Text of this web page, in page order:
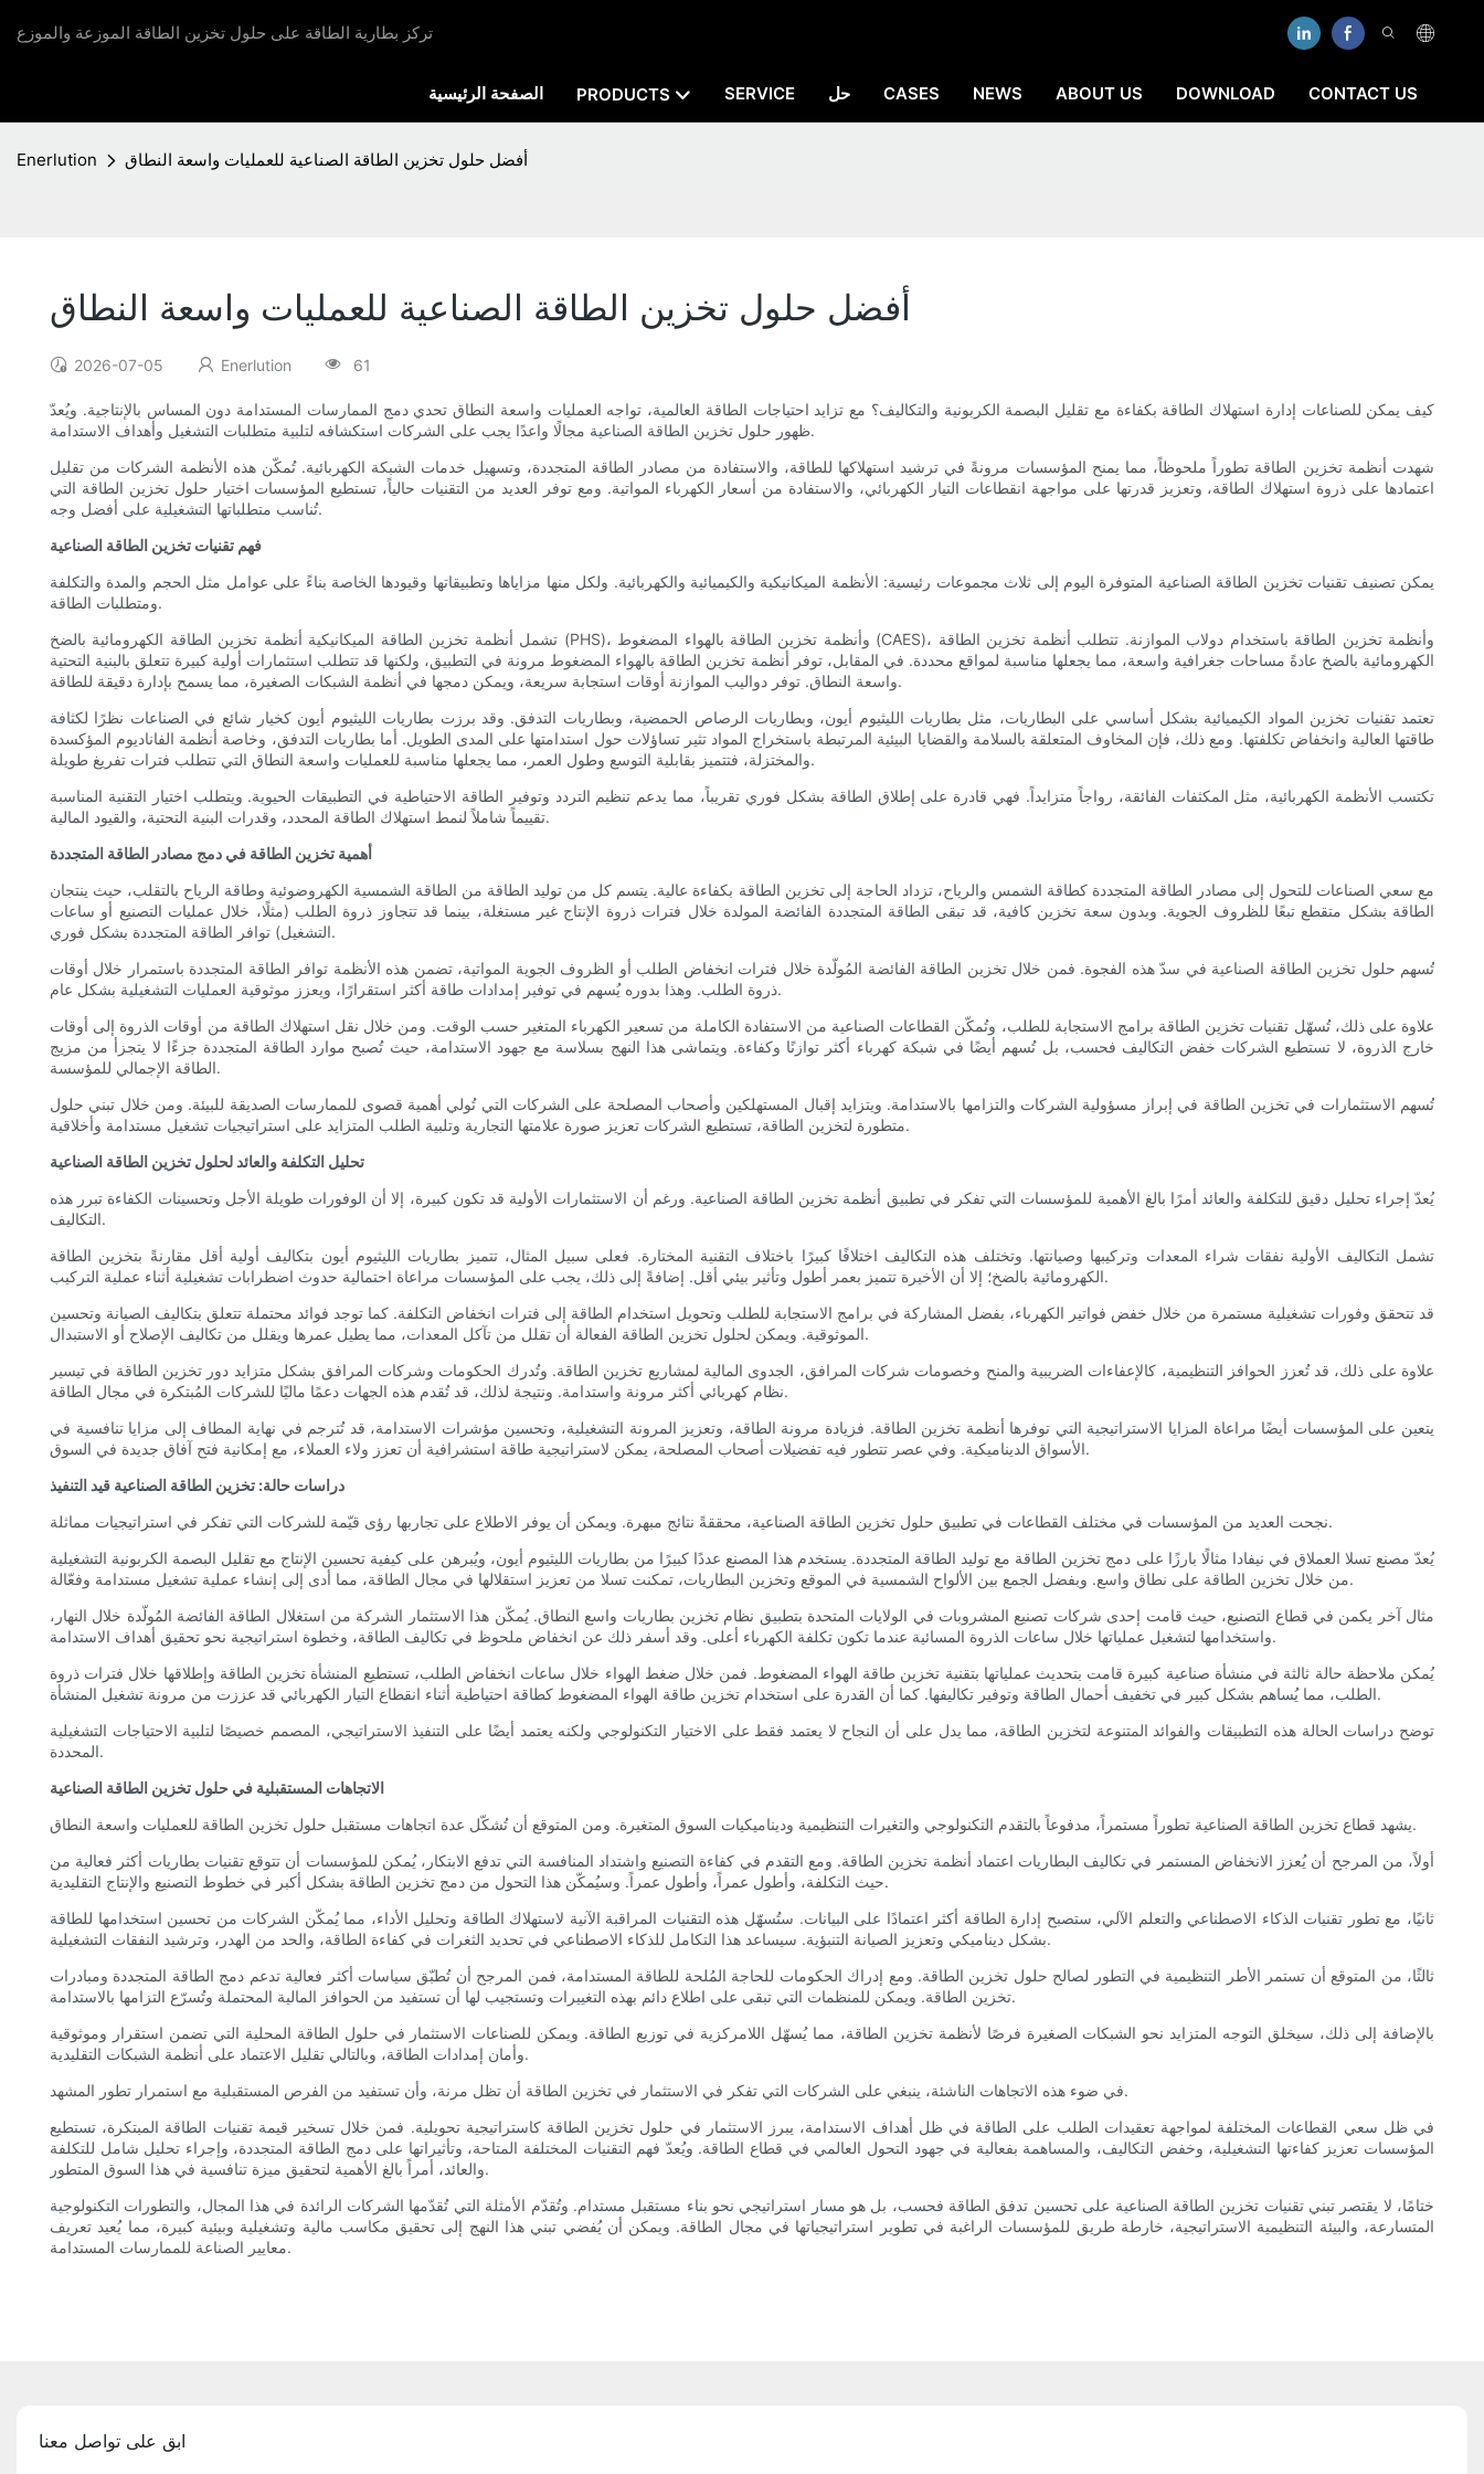
تركز بطارية الطاقة على حلول تخزين الطاقة الموزعة والموزع
الصفحة الرئيسية PRODUCTS SERVICE حل CASES NEWS ABOUT US DOWNLOAD CONTACT US
Enerlution أفضل حلول تخزين الطاقة الصناعية للعمليات واسعة النطاق
أفضل حلول تخزين الطاقة الصناعية للعمليات واسعة النطاق
2026-07-05 Enerlution 61
كيف يمكن للصناعات إدارة استهلاك الطاقة بكفاءة مع تقليل البصمة الكربونية والتكاليف؟ مع تزايد احتياجات الطاقة العالمية، تواجه العمليات واسعة النطاق تحدي دمج الممارسات المستدامة دون المساس بالإنتاجية. ويُعدّ
ظهور حلول تخزين الطاقة الصناعية مجالًا واعدًا يجب على الشركات استكشافه لتلبية متطلبات التشغيل وأهداف الاستدامة.
شهدت أنظمة تخزين الطاقة تطوراً ملحوظاً، مما يمنح المؤسسات مرونةً في ترشيد استهلاكها للطاقة، والاستفادة من مصادر الطاقة المتجددة، وتسهيل خدمات الشبكة الكهربائية. تُمكّن هذه الأنظمة الشركات من تقليل
اعتمادها على ذروة استهلاك الطاقة، وتعزيز قدرتها على مواجهة انقطاعات التيار الكهربائي، والاستفادة من أسعار الكهرباء المواتية. ومع توفر العديد من التقنيات حالياً، تستطيع المؤسسات اختيار حلول تخزين الطاقة التي
تُناسب متطلباتها التشغيلية على أفضل وجه.
فهم تقنيات تخزين الطاقة الصناعية
يمكن تصنيف تقنيات تخزين الطاقة الصناعية المتوفرة اليوم إلى ثلاث مجموعات رئيسية: الأنظمة الميكانيكية والكيميائية والكهربائية. ولكل منها مزاياها وتطبيقاتها وقيودها الخاصة بناءً على عوامل مثل الحجم والمدة والتكلفة
ومتطلبات الطاقة.
تشمل أنظمة تخزين الطاقة الميكانيكية أنظمة تخزين الطاقة الكهرومائية بالضخ (PHS)، وأنظمة تخزين الطاقة بالهواء المضغوط (CAES)، وأنظمة تخزين الطاقة باستخدام دولاب الموازنة. تتطلب أنظمة تخزين الطاقة
الكهرومائية بالضخ عادةً مساحات جغرافية واسعة، مما يجعلها مناسبة لمواقع محددة. في المقابل، توفر أنظمة تخزين الطاقة بالهواء المضغوط مرونة في التطبيق، ولكنها قد تتطلب استثمارات أولية كبيرة تتعلق بالبنية التحتية
واسعة النطاق. توفر دواليب الموازنة أوقات استجابة سريعة، ويمكن دمجها في أنظمة الشبكات الصغيرة، مما يسمح بإدارة دقيقة للطاقة.
تعتمد تقنيات تخزين المواد الكيميائية بشكل أساسي على البطاريات، مثل بطاريات الليثيوم أيون، وبطاريات الرصاص الحمضية، وبطاريات التدفق. وقد برزت بطاريات الليثيوم أيون كخيار شائع في الصناعات نظرًا لكثافة
طاقتها العالية وانخفاض تكلفتها. ومع ذلك، فإن المخاوف المتعلقة بالسلامة والقضايا البيئية المرتبطة باستخراج المواد تثير تساؤلات حول استدامتها على المدى الطويل. أما بطاريات التدفق، وخاصة أنظمة الفاناديوم المؤكسدة
والمختزلة، فتتميز بقابلية التوسع وطول العمر، مما يجعلها مناسبة للعمليات واسعة النطاق التي تتطلب فترات تفريغ طويلة.
تكتسب الأنظمة الكهربائية، مثل المكثفات الفائقة، رواجاً متزايداً. فهي قادرة على إطلاق الطاقة بشكل فوري تقريباً، مما يدعم تنظيم التردد وتوفير الطاقة الاحتياطية في التطبيقات الحيوية. ويتطلب اختيار التقنية المناسبة
تقييماً شاملاً لنمط استهلاك الطاقة المحدد، وقدرات البنية التحتية، والقيود المالية.
أهمية تخزين الطاقة في دمج مصادر الطاقة المتجددة
مع سعي الصناعات للتحول إلى مصادر الطاقة المتجددة كطاقة الشمس والرياح، تزداد الحاجة إلى تخزين الطاقة بكفاءة عالية. يتسم كل من توليد الطاقة من الطاقة الشمسية الكهروضوئية وطاقة الرياح بالتقلب، حيث ينتجان
الطاقة بشكل متقطع تبعًا للظروف الجوية. وبدون سعة تخزين كافية، قد تبقى الطاقة المتجددة الفائضة المولدة خلال فترات ذروة الإنتاج غير مستغلة، بينما قد تتجاوز ذروة الطلب (مثلًا، خلال عمليات التصنيع أو ساعات
التشغيل) توافر الطاقة المتجددة بشكل فوري.
تُسهم حلول تخزين الطاقة الصناعية في سدّ هذه الفجوة. فمن خلال تخزين الطاقة الفائضة المُولّدة خلال فترات انخفاض الطلب أو الظروف الجوية المواتية، تضمن هذه الأنظمة توافر الطاقة المتجددة باستمرار خلال أوقات
ذروة الطلب. وهذا بدوره يُسهم في توفير إمدادات طاقة أكثر استقرارًا، ويعزز موثوقية العمليات التشغيلية بشكل عام.
علاوة على ذلك، تُسهّل تقنيات تخزين الطاقة برامج الاستجابة للطلب، وتُمكّن القطاعات الصناعية من الاستفادة الكاملة من تسعير الكهرباء المتغير حسب الوقت. ومن خلال نقل استهلاك الطاقة من أوقات الذروة إلى أوقات
خارج الذروة، لا تستطيع الشركات خفض التكاليف فحسب، بل تُسهم أيضًا في شبكة كهرباء أكثر توازنًا وكفاءة. ويتماشى هذا النهج بسلاسة مع جهود الاستدامة، حيث تُصبح موارد الطاقة المتجددة جزءًا لا يتجزأ من مزيج
الطاقة الإجمالي للمؤسسة.
تُسهم الاستثمارات في تخزين الطاقة في إبراز مسؤولية الشركات والتزامها بالاستدامة. ويتزايد إقبال المستهلكين وأصحاب المصلحة على الشركات التي تُولي أهمية قصوى للممارسات الصديقة للبيئة. ومن خلال تبني حلول
متطورة لتخزين الطاقة، تستطيع الشركات تعزيز صورة علامتها التجارية وتلبية الطلب المتزايد على استراتيجيات تشغيل مستدامة وأخلاقية.
تحليل التكلفة والعائد لحلول تخزين الطاقة الصناعية
يُعدّ إجراء تحليل دقيق للتكلفة والعائد أمرًا بالغ الأهمية للمؤسسات التي تفكر في تطبيق أنظمة تخزين الطاقة الصناعية. ورغم أن الاستثمارات الأولية قد تكون كبيرة، إلا أن الوفورات طويلة الأجل وتحسينات الكفاءة تبرر هذه
التكاليف.
تشمل التكاليف الأولية نفقات شراء المعدات وتركيبها وصيانتها. وتختلف هذه التكاليف اختلافًا كبيرًا باختلاف التقنية المختارة. فعلى سبيل المثال، تتميز بطاريات الليثيوم أيون بتكاليف أولية أقل مقارنةً بتخزين الطاقة
الكهرومائية بالضخ؛ إلا أن الأخيرة تتميز بعمر أطول وتأثير بيئي أقل. إضافةً إلى ذلك، يجب على المؤسسات مراعاة احتمالية حدوث اضطرابات تشغيلية أثناء عملية التركيب.
قد تتحقق وفورات تشغيلية مستمرة من خلال خفض فواتير الكهرباء، بفضل المشاركة في برامج الاستجابة للطلب وتحويل استخدام الطاقة إلى فترات انخفاض التكلفة. كما توجد فوائد محتملة تتعلق بتكاليف الصيانة وتحسين
الموثوقية. ويمكن لحلول تخزين الطاقة الفعالة أن تقلل من تآكل المعدات، مما يطيل عمرها ويقلل من تكاليف الإصلاح أو الاستبدال.
علاوة على ذلك، قد تُعزز الحوافز التنظيمية، كالإعفاءات الضريبية والمنح وخصومات شركات المرافق، الجدوى المالية لمشاريع تخزين الطاقة. وتُدرك الحكومات وشركات المرافق بشكل متزايد دور تخزين الطاقة في تيسير
نظام كهربائي أكثر مرونة واستدامة. ونتيجة لذلك، قد تُقدم هذه الجهات دعمًا ماليًا للشركات المُبتكرة في مجال الطاقة.
يتعين على المؤسسات أيضًا مراعاة المزايا الاستراتيجية التي توفرها أنظمة تخزين الطاقة. فزيادة مرونة الطاقة، وتعزيز المرونة التشغيلية، وتحسين مؤشرات الاستدامة، قد تُترجم في نهاية المطاف إلى مزايا تنافسية في
الأسواق الديناميكية. وفي عصر تتطور فيه تفضيلات أصحاب المصلحة، يمكن لاستراتيجية طاقة استشرافية أن تعزز ولاء العملاء، مع إمكانية فتح آفاق جديدة في السوق.
دراسات حالة: تخزين الطاقة الصناعية قيد التنفيذ
نجحت العديد من المؤسسات في مختلف القطاعات في تطبيق حلول تخزين الطاقة الصناعية، محققةً نتائج مبهرة. ويمكن أن يوفر الاطلاع على تجاربها رؤى قيّمة للشركات التي تفكر في استراتيجيات مماثلة.
يُعدّ مصنع تسلا العملاق في نيفادا مثالًا بارزًا على دمج تخزين الطاقة مع توليد الطاقة المتجددة. يستخدم هذا المصنع عددًا كبيرًا من بطاريات الليثيوم أيون، ويُبرهن على كيفية تحسين الإنتاج مع تقليل البصمة الكربونية التشغيلية
من خلال تخزين الطاقة على نطاق واسع. وبفضل الجمع بين الألواح الشمسية في الموقع وتخزين البطاريات، تمكنت تسلا من تعزيز استقلالها في مجال الطاقة، مما أدى إلى إنشاء عملية تشغيل مستدامة وفعّالة.
مثال آخر يكمن في قطاع التصنيع، حيث قامت إحدى شركات تصنيع المشروبات في الولايات المتحدة بتطبيق نظام تخزين بطاريات واسع النطاق. يُمكّن هذا الاستثمار الشركة من استغلال الطاقة الفائضة المُولّدة خلال النهار،
واستخدامها لتشغيل عملياتها خلال ساعات الذروة المسائية عندما تكون تكلفة الكهرباء أعلى. وقد أسفر ذلك عن انخفاض ملحوظ في تكاليف الطاقة، وخطوة استراتيجية نحو تحقيق أهداف الاستدامة.
يُمكن ملاحظة حالة ثالثة في منشأة صناعية كبيرة قامت بتحديث عملياتها بتقنية تخزين طاقة الهواء المضغوط. فمن خلال ضغط الهواء خلال ساعات انخفاض الطلب، تستطيع المنشأة تخزين الطاقة وإطلاقها خلال فترات ذروة
الطلب، مما يُساهم بشكل كبير في تخفيف أحمال الطاقة وتوفير تكاليفها. كما أن القدرة على استخدام تخزين طاقة الهواء المضغوط كطاقة احتياطية أثناء انقطاع التيار الكهربائي قد عززت من مرونة تشغيل المنشأة.
توضح دراسات الحالة هذه التطبيقات والفوائد المتنوعة لتخزين الطاقة، مما يدل على أن النجاح لا يعتمد فقط على الاختيار التكنولوجي ولكنه يعتمد أيضًا على التنفيذ الاستراتيجي، المصمم خصيصًا لتلبية الاحتياجات التشغيلية
المحددة.
الاتجاهات المستقبلية في حلول تخزين الطاقة الصناعية
يشهد قطاع تخزين الطاقة الصناعية تطوراً مستمراً، مدفوعاً بالتقدم التكنولوجي والتغيرات التنظيمية وديناميكيات السوق المتغيرة. ومن المتوقع أن تُشكّل عدة اتجاهات مستقبل حلول تخزين الطاقة للعمليات واسعة النطاق.
أولاً، من المرجح أن يُعزز الانخفاض المستمر في تكاليف البطاريات اعتماد أنظمة تخزين الطاقة. ومع التقدم في كفاءة التصنيع واشتداد المنافسة التي تدفع الابتكار، يُمكن للمؤسسات أن تتوقع تقنيات بطاريات أكثر فعالية من
حيث التكلفة، وأطول عمراً، وأطول عمراً. وسيُمكّن هذا التحول من دمج تخزين الطاقة بشكل أكبر في خطوط التصنيع والإنتاج التقليدية.
ثانيًا، مع تطور تقنيات الذكاء الاصطناعي والتعلم الآلي، ستصبح إدارة الطاقة أكثر اعتمادًا على البيانات. ستُسهّل هذه التقنيات المراقبة الآنية لاستهلاك الطاقة وتحليل الأداء، مما يُمكّن الشركات من تحسين استخدامها للطاقة
بشكل ديناميكي وتعزيز الصيانة التنبؤية. سيساعد هذا التكامل للذكاء الاصطناعي في تحديد الثغرات في كفاءة الطاقة، والحد من الهدر، وترشيد النفقات التشغيلية.
ثالثًا، من المتوقع أن تستمر الأطر التنظيمية في التطور لصالح حلول تخزين الطاقة. ومع إدراك الحكومات للحاجة المُلحة للطاقة المستدامة، فمن المرجح أن تُطبّق سياسات أكثر فعالية تدعم دمج الطاقة المتجددة ومبادرات
تخزين الطاقة. ويمكن للمنظمات التي تبقى على اطلاع دائم بهذه التغييرات وتستجيب لها أن تستفيد من الحوافز المالية المحتملة وتُسرّع التزامها بالاستدامة.
بالإضافة إلى ذلك، سيخلق التوجه المتزايد نحو الشبكات الصغيرة فرصًا لأنظمة تخزين الطاقة، مما يُسهّل اللامركزية في توزيع الطاقة. ويمكن للصناعات الاستثمار في حلول الطاقة المحلية التي تضمن استقرار وموثوقية
وأمان إمدادات الطاقة، وبالتالي تقليل الاعتماد على أنظمة الشبكات التقليدية.
في ضوء هذه الاتجاهات الناشئة، ينبغي على الشركات التي تفكر في الاستثمار في تخزين الطاقة أن تظل مرنة، وأن تستفيد من الفرص المستقبلية مع استمرار تطور المشهد.
في ظل سعي القطاعات المختلفة لمواجهة تعقيدات الطلب على الطاقة في ظل أهداف الاستدامة، يبرز الاستثمار في حلول تخزين الطاقة كاستراتيجية تحويلية. فمن خلال تسخير قيمة تقنيات الطاقة المبتكرة، تستطيع
المؤسسات تعزيز كفاءتها التشغيلية، وخفض التكاليف، والمساهمة بفعالية في جهود التحول العالمي في قطاع الطاقة. ويُعدّ فهم التقنيات المختلفة المتاحة، وتأثيراتها على دمج الطاقة المتجددة، وإجراء تحليل شامل للتكلفة
والعائد، أمراً بالغ الأهمية لتحقيق ميزة تنافسية في هذا السوق المتطور.
ختامًا، لا يقتصر تبني تقنيات تخزين الطاقة الصناعية على تحسين تدفق الطاقة فحسب، بل هو مسار استراتيجي نحو بناء مستقبل مستدام. وتُقدّم الأمثلة التي تُقدّمها الشركات الرائدة في هذا المجال، والتطورات التكنولوجية
المتسارعة، والبيئة التنظيمية الاستراتيجية، خارطة طريق للمؤسسات الراغبة في تطوير استراتيجياتها في مجال الطاقة. ويمكن أن يُفضي تبني هذا النهج إلى تحقيق مكاسب مالية وتشغيلية وبيئية كبيرة، مما يُعيد تعريف
معايير الصناعة للممارسات المستدامة.
ابق على تواصل معنا